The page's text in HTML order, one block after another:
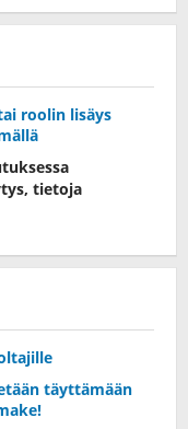
roolin lisäys
tietoja
täyttämään